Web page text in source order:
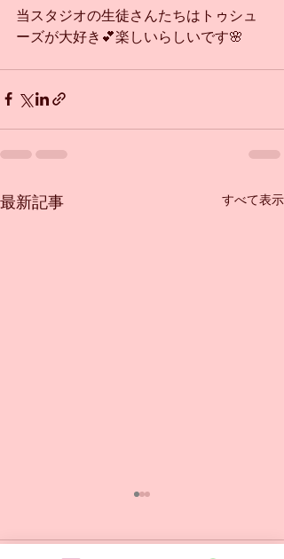
当スタジオの生徒さんたちはトゥシュ
ーズが大好き💕楽しいらしいです🌸
最新記事 すべて表示